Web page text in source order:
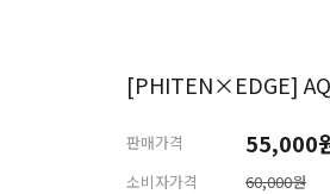
[PHITEN×EDGE]
판매가격 55,000
소비자가격
60,000원